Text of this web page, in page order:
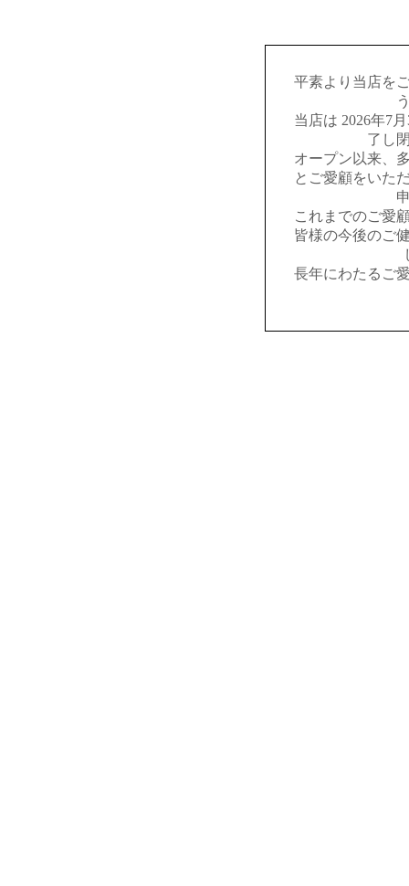
平素より当店を
当店は 2026年7
了し
オープン以来、
とご愛顧をいた
これまでのご愛
皆様の今後のご
長年にわたるご